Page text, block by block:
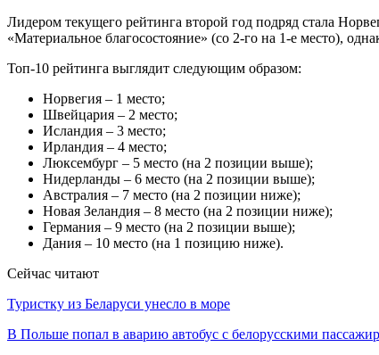
Лидером текущего рейтинга второй год подряд стала
«Материальное благосостояние» (со 2-го на 1-е место),
Топ-10 рейтинга выглядит следующим образом:
Норвегия – 1 место;
Швейцария – 2 место;
Исландия – 3 место;
Ирландия – 4 место;
Люксембург – 5 место (на 2 позиции выше);
Нидерланды – 6 место (на 2 позиции выше);
Австралия – 7 место (на 2 позиции ниже);
Новая Зеландия – 8 место (на 2 позиции ниже);
Германия – 9 место (на 2 позиции выше);
Дания – 10 место (на 1 позицию ниже).
Сейчас читают
Туристку из Беларуси унесло в море
В Польше попал в аварию автобус с белорусскими